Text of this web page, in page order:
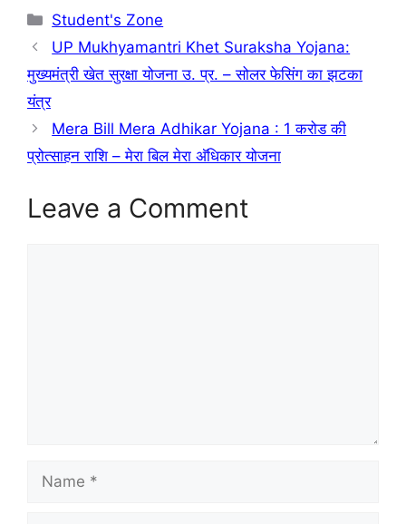
Student's Zone
UP Mukhyamantri Khet Suraksha Yojana:
मुख्यमंत्री खेत सुरक्षा योजना उ. प्र. – सोलर फेसिंग का झटका
यंत्र
Mera Bill Mera Adhikar Yojana : 1 करोड की
प्रोत्साहन राशि – मेरा बिल मेरा अ‍ॅधिकार योजना
Leave a Comment